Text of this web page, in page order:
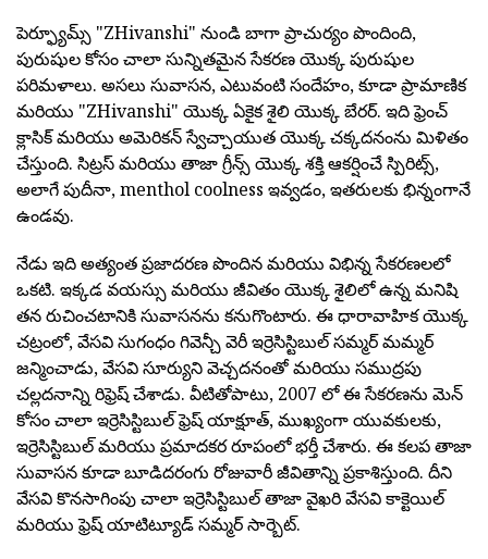
పెర్ఫ్యూమ్స్ "ZHivanshi" నుండి బాగా ప్రాచుర్యం పొందింది,
పురుషుల కోసం చాలా సున్నితమైన సేకరణ యొక్క పురుషుల
పరిమళాలు. అసలు సువాసన, ఎటువంటి సందేహం, కూడా ప్రామాణిక
మరియు "ZHivanshi" యొక్క ఏకైక శైలి యొక్క బేరర్. ఇది ఫ్రెంచ్
క్లాసిక్ మరియు అమెరికన్ స్వేచ్చాయుత యొక్క చక్కదనంను మిళితం
చేస్తుంది. సిట్రస్ మరియు తాజా గ్రీన్స్ యొక్క శక్తి ఆకర్షించే స్పిరిట్స్,
అలాగే పుదీనా, menthol coolness ఇవ్వడం, ఇతరులకు భిన్నంగానే
ఉండవు.
నేడు ఇది అత్యంత ప్రజాదరణ పొందిన మరియు విభిన్న సేకరణలలో
ఒకటి. ఇక్కడ వయస్సు మరియు జీవితం యొక్క శైలిలో ఉన్న మనిషి
తన రుచించటానికి సువాసనను కనుగొంటారు. ఈ ధారావాహిక యొక్క
చట్రంలో, వేసవి సుగంధం గివెన్చీ వెరీ ఇర్రెసిస్టిబుల్ సమ్మర్ మమ్మర్
జన్మించాడు, వేసవి సూర్యుని వెచ్చదనంతో మరియు సముద్రపు
చల్లదనాన్ని రిఫ్రెష్ చేశాడు. వీటితోపాటు, 2007 లో ఈ సేకరణను మెన్
కోసం చాలా ఇర్రెసిస్టిబుల్ ఫ్రెష్ యాక్షూత్, ముఖ్యంగా యువకులకు,
ఇర్రెసిస్టిబుల్ మరియు ప్రమాదకర రూపంలో భర్తీ చేశారు. ఈ కలప తాజా
సువాసన కూడా బూడిదరంగు రోజువారీ జీవితాన్ని ప్రకాశిస్తుంది. దీని
వేసవి కొనసాగింపు చాలా ఇర్రెసిస్టిబుల్ తాజా వైఖరి వేసవి కాక్టెయిల్
మరియు ఫ్రెష్ యాటిట్యూడ్ సమ్మర్ సార్బెట్.